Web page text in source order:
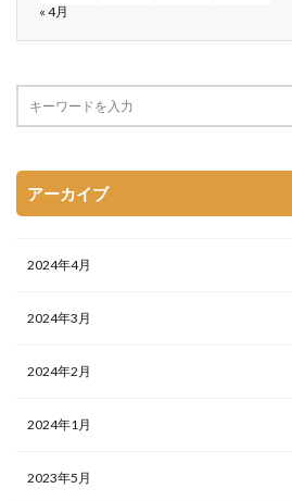
« 4月
アーカイブ
2024年4月
2024年3月
2024年2月
2024年1月
2023年5月